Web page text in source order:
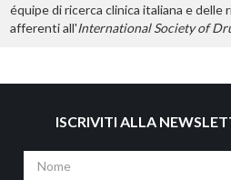
équipe di ricerca clinica italiana e
afferenti all'International Society of
ISCRIVITI ALLA
Nome